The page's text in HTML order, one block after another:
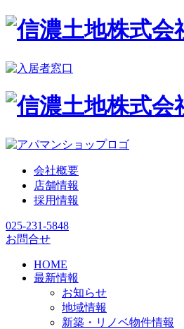
会社概要
店舗情報
採用情報
025-231-5848
お問合せ
HOME
最新情報
お知らせ
地域情報
新築・リノベ物件情報